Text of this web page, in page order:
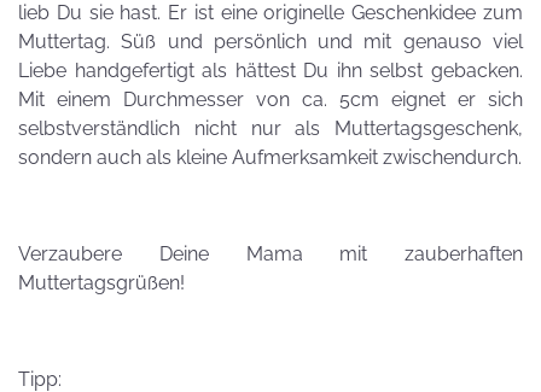
lieb Du sie hast. Er ist eine originelle Geschenkidee zum
Muttertag. Süß und persönlich und mit genauso viel
Liebe handgefertigt als hättest Du ihn selbst gebacken.
Mit einem Durchmesser von ca. 5cm eignet er sich
selbstverständlich nicht nur als Muttertagsgeschenk,
sondern auch als kleine Aufmerksamkeit zwischendurch.
Verzaubere Deine Mama mit zauberhaften
Muttertagsgrüßen!
Tipp: